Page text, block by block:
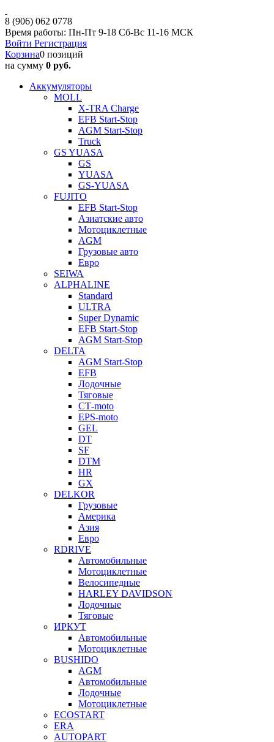
8 (906) 062 0778
Время работы: Пн-Пт 9-18 Сб-Вс 11-16 МСК
Войти Регистрация
Корзина0 позиций
на сумму 0 руб.
Аккумуляторы
MOLL
X-TRA Charge
EFB Start-Stop
AGM Start-Stop
Truck
GS YUASA
GS
YUASA
GS-YUASA
FUJITO
EFB Start-Stop
Азиатские авто
Мотоциклетные
AGM
Грузовые авто
Евро
SEIWA
ALPHALINE
Standard
ULTRA
Super Dynamic
EFB Start-Stop
AGM Start-Stop
DELTA
AGM Start-Stop
EFB
Лодочные
Тяговые
СТ-moto
EPS-moto
GEL
DT
SF
DTM
HR
GX
DELKOR
Грузовые
Америка
Азия
Евро
RDRIVE
Автомобильные
Мотоциклетные
Велосипедные
HARLEY DAVIDSON
Лодочные
Тяговые
ИРКУТ
Автомобильные
Мотоциклетные
BUSHIDO
AGM
Автомобильные
Лодочные
Мотоциклетные
ECOSTART
ERA
AUTOPART